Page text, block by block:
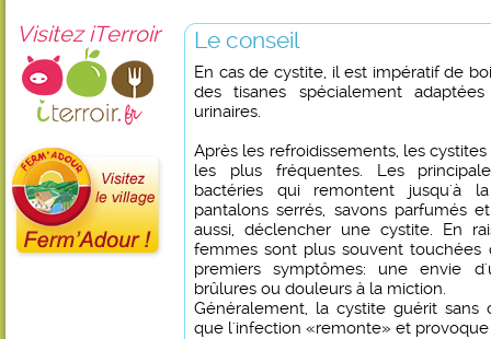
Visitez iTerroir Le conseil
En cas de cystite, il est impératif de
des tisanes spécialement
urinaires.
Après les refroidissements, les
les plus fréquentes. Les
bactéries qui remontent jusqu'à
pantalons serrés, savons parfumés
aussi, déclencher une cystite. En
femmes sont plus souvent touchées
premiers symptômes: une envie
brûlures ou douleurs à la miction.
Généralement, la cystite guérit sans
que l'infection «remonte» et